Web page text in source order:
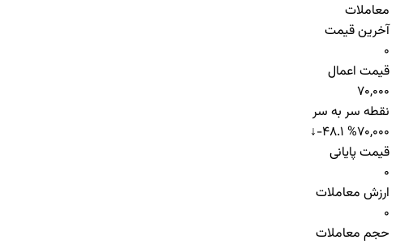
معاملات
آخرین قیمت
0
قیمت اعمال
70,000
نقطه سر به سر
70,000
↓-48.1 %
قیمت پایانی
0
ارزش معاملات
0
حجم معاملات